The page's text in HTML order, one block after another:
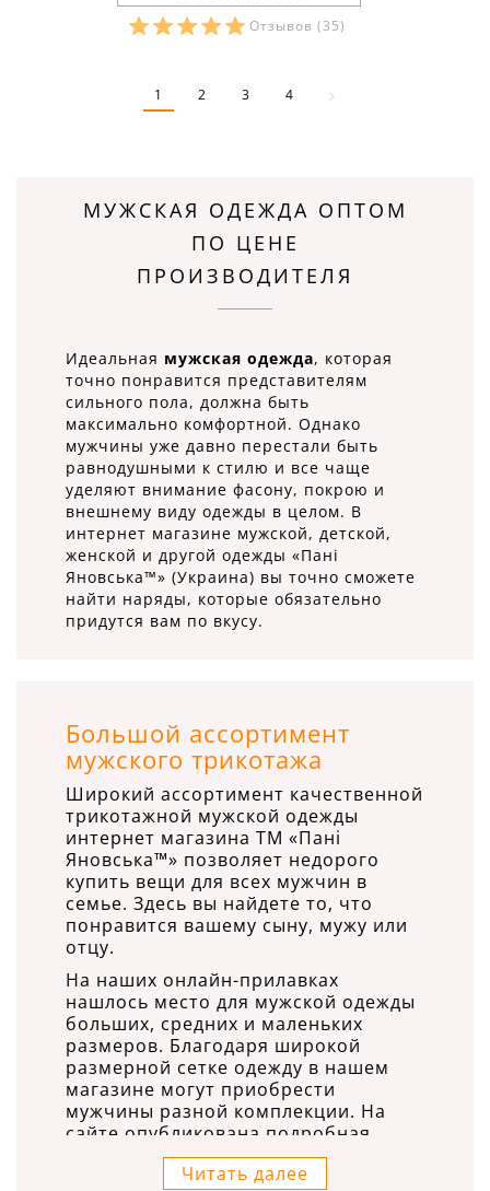
Отзывов (35)
1 2 3 4
МУЖСКАЯ ОДЕЖДА ОПТОМ
ПО ЦЕНЕ
ПРОИЗВОДИТЕЛЯ
Идеальная мужская одежда, которая
точно понравится представителям
сильного пола, должна быть
максимально комфортной. Однако
мужчины уже давно перестали быть
равнодушными к стилю и все чаще
уделяют внимание фасону, покрою и
внешнему виду одежды в целом. В
интернет магазине мужской, детской,
женской и другой одежды «Пані
Яновська™» (Украина) вы точно сможете
найти наряды, которые обязательно
придутся вам по вкусу.
Большой ассортимент
мужского трикотажа
Широкий ассортимент качественной
трикотажной мужской одежды
интернет магазина ТМ «Пані
Яновська™» позволяет недорого
купить вещи для всех мужчин в
семье. Здесь вы найдете то, что
понравится вашему сыну, мужу или
отцу.
На наших онлайн-прилавках
нашлось место для мужской одежды
больших, средних и маленьких
размеров. Благодаря широкой
размерной сетке одежду в нашем
магазине могут приобрести
мужчины разной комплекции. На
сайте опубликована подробная
таблица размеров, в которой
описана технология измерения
Читать далее